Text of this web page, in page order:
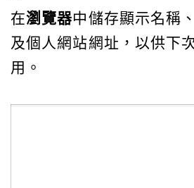
在瀏覽器中儲存顯示名稱
及個人網站網址，以供下
用。